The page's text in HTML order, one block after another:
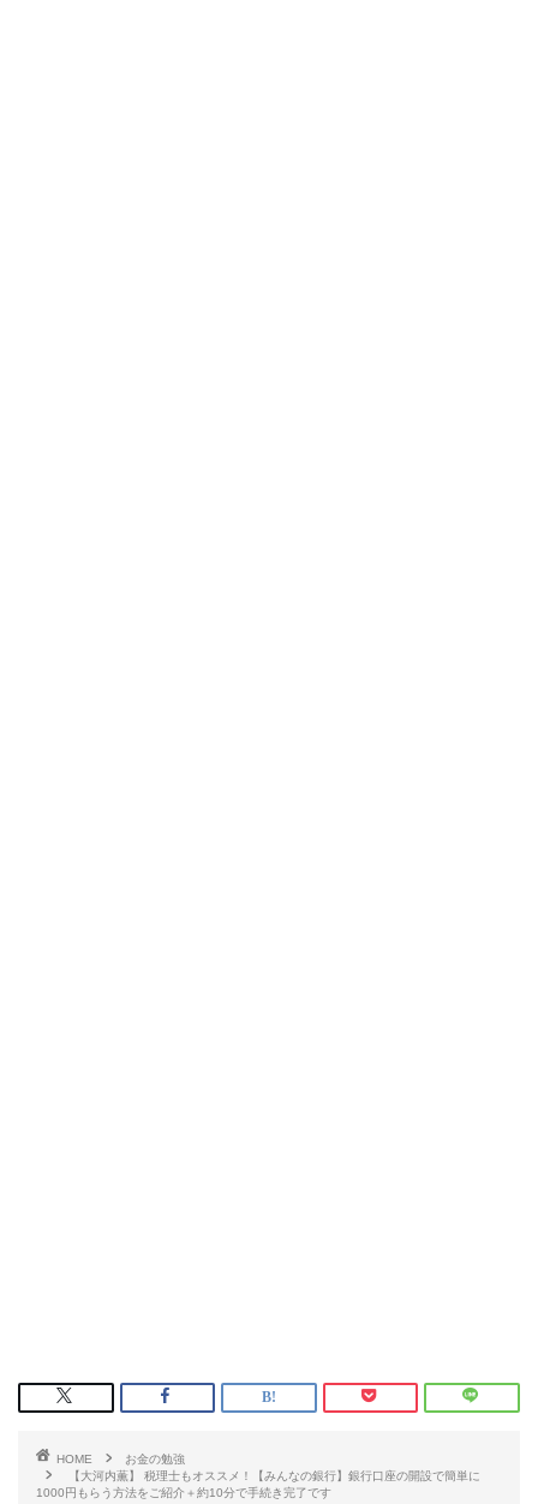
HOME
お金の勉強
【大河内薫】 税理士もオススメ！【みんなの銀行】銀行口座の開設で簡単に
1000円もらう方法をご紹介＋約10分で手続き完了です